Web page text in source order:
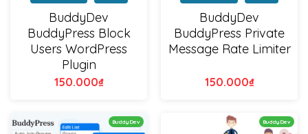
BuddyDev
BuddyPress Block
Users WordPress
Plugin
150.000₫
BuddyDev
BuddyPress Private
Message Rate Limiter
150.000₫
BuddyDev BuddyDev